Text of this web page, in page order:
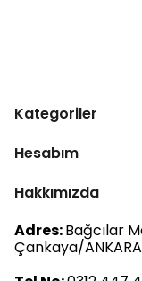
Kategoriler
Hesabım
Hakkımızda
Adres:Bağcılar
Çankaya/ANKARA